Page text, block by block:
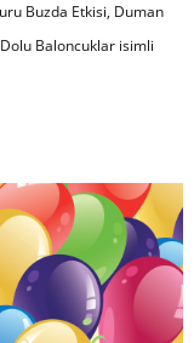
Buzda Etkisi, Duman
Baloncuklar isimli